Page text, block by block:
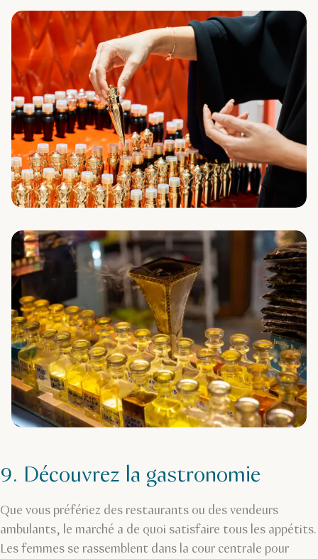
9. Découvrez la gastronomie
Que vous préfériez des restaurants ou des vendeurs
ambulants, le marché a de quoi satisfaire tous les appétits.
Les femmes se rassemblent dans la cour centrale pour